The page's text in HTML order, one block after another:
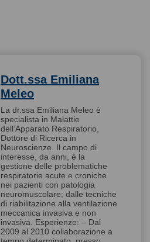
Dott.ssa Emiliana
Meleo
La dr.ssa Emiliana Meleo è
specialista in Malattie
dell’Apparato Respiratorio,
Dottore di Ricerca in
Neuroscienze. Il campo di
interesse, da anni, è la
gestione delle problematiche
respiratorie acute e croniche
nei pazienti con patologia
neuromuscolare; dalle tecniche
di riabilitazione alla ventilazione
meccanica invasiva e non
invasiva. Esperienze: – Dal
2009 al 2010 collaborazione a